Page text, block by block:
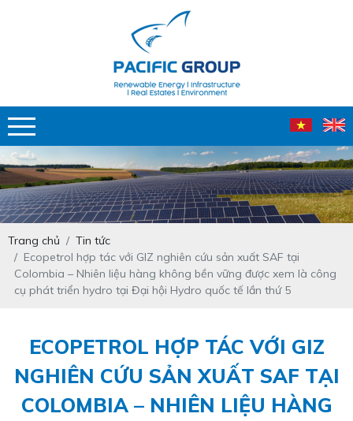
Trang chủ
Tin tức
Ecopetrol hợp tác với GIZ nghiên cứu sản xuất SAF tại
Colombia – Nhiên liệu hàng không bền vững được xem là công
cụ phát triển hydro tại Đại hội Hydro quốc tế lần thứ 5
ECOPETROL HỢP TÁC VỚI GIZ
NGHIÊN CỨU SẢN XUẤT SAF TẠI
COLOMBIA – NHIÊN LIỆU HÀNG